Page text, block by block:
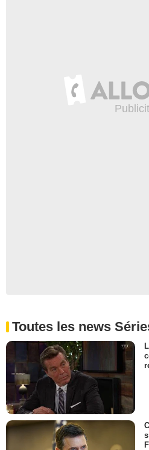
Toutes les news